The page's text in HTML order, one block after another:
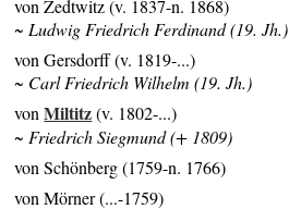
von Zedtwitz (v. 1837-n. 1868)
~ Ludwig Friedrich Ferdinand (19. Jh.)
von Gersdorff (v. 1819-...)
~ Carl Friedrich Wilhelm (19. Jh.)
vonMiltitz(v. 1802-...)
~ Friedrich Siegmund (+ 1809)
von Schönberg (1759-n. 1766)
von Mörner (...-1759)